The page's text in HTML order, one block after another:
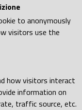
to anonymously
visitors use the
how visitors interact
information on
traffic source, etc.